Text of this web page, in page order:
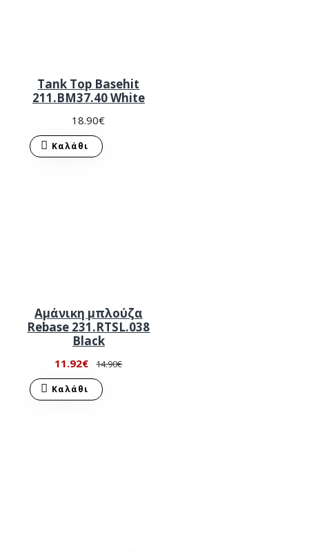
Tank Top Basehit
211.BM37.40 White
18.90€
Καλάθι
Αμάνικη μπλούζα
Rebase 231.RTSL.038
Black
11.92€ 14.90€
Καλάθι